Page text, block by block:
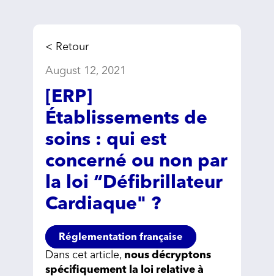
< Retour
August 12, 2021
[ERP]
Établissements de
soins : qui est
concerné ou non par
la loi “Défibrillateur
Cardiaque" ?
Réglementation française
Dans cet article, nous décryptons
spécifiquement la loi relative à